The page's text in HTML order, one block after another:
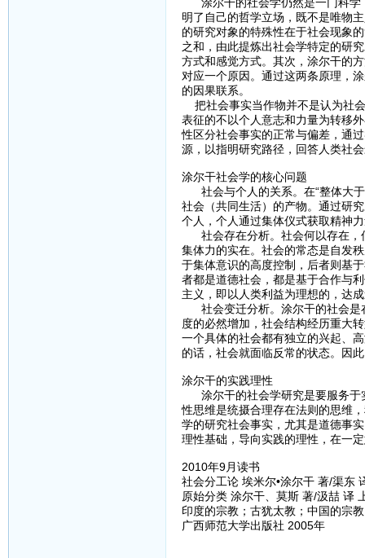
明了自己的哲学立场，既不是唯物
的研究对象的特殊性在于社会现象
之和，由此提炼出社会学特定的研
方式和感觉方式。其次，涂尔干的
对应一个原因。通过这两条原理，
的因果联系。
把社会事实当作物并不是认为社
表征的不以个人意志和力量为转移
性区分社会事实的正常与偏差，通
源，以指明研究路径，回答人类社
涂尔干社会学的核心问题
社会与个人的关系。在“整体大于
社会（共同生活）的产物。通过研
个人，个人通过集体仪式获取精神
社会存在分析。社会何以存在，
集体力的实在。社会的常态是自发
于集体意识的高度控制，后者则基
者都是道德社会，都是基于合作与
主义，即以人类利益为理想的，达
社会变迁分析。涂尔干的社会是
度的必然增加，社会结构经历重大
一个具体的社会都有独立的兴起、
的话，社会就面临反常的状态。因
涂尔干的实践理性
涂尔干的社会学研究是要服务于
性思维是统摄合理存在法则的思维
学的研究社会事实，尤其是道德事
理性基础，导向实践的理性，在一
2010年9月读书
社会分工论 埃米尔•涂尔干 著/渠东
原始分类 涂尔干、莫斯 著/汲喆 译
印度的宗教；古犹太教；中国的宗
广西师范大学出版社 2005年